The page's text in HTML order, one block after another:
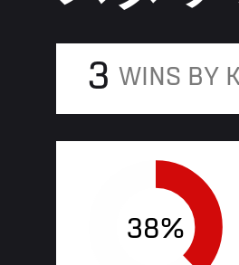
3 WINS BY
38%